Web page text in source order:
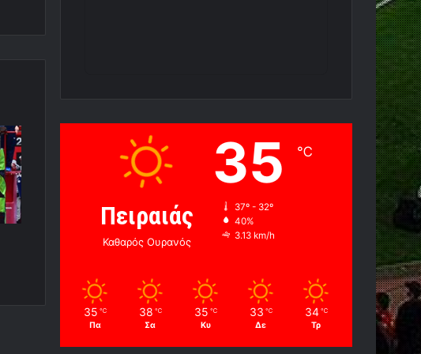
Πειραιάς
Καθαρός Ουρανός
35 ℃
37º - 32º
40%
3.13 km/h
35 ℃
Πα
38 ℃
Σα
35 ℃
Κυ
33 ℃
Δε
34 ℃
Τρ